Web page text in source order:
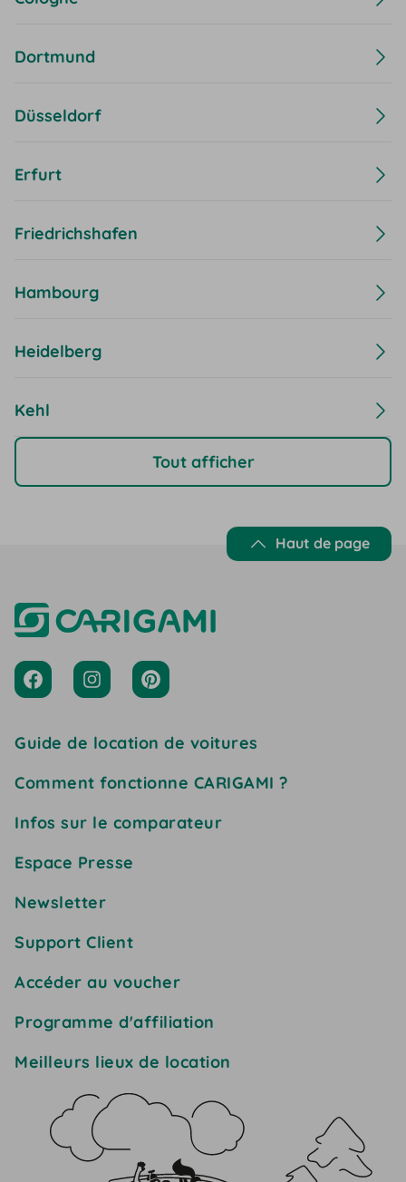
Dortmund
Düsseldorf
Erfurt
Friedrichshafen
Hambourg
Heidelberg
Kehl
Tout afficher
Haut de page
Guide de location de voitures
Comment fonctionne CARIGAMI ?
Infos sur le comparateur
Espace Presse
Newsletter
Support Client
Accéder au voucher
Programme d'affiliation
Meilleurs lieux de location